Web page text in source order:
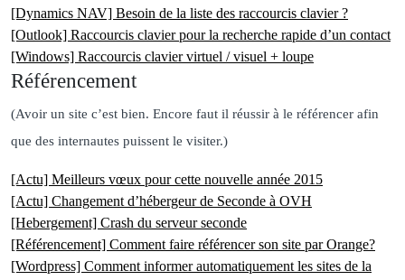
[Dynamics NAV] Besoin de la liste des raccourcis clavier ?
[Outlook] Raccourcis clavier pour la recherche rapide d’un contact
[Windows] Raccourcis clavier virtuel / visuel + loupe
Référencement
(Avoir un site c’est bien. Encore faut il réussir à le référencer afin
que des internautes puissent le visiter.)
[Actu] Meilleurs vœux pour cette nouvelle année 2015
[Actu] Changement d’hébergeur de Seconde à OVH
[Hebergement] Crash du serveur seconde
[Référencement] Comment faire référencer son site par Orange?
[Wordpress] Comment informer automatiquement les sites de la